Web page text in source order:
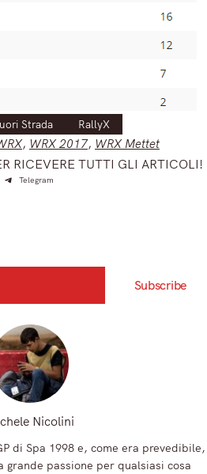
Strada RallyX
, WRX 2017, WRX Mettet
RICEVERE TUTTI GLI ARTICOLI!
Telegram
Subscribe
Nicolini
di Spa 1998 e, come era prevedibile,
grande passione per qualsiasi cosa